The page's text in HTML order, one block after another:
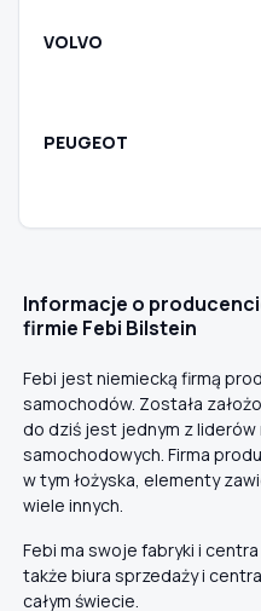
VOLVO
PEUGEOT
Informacje o
firmie Febi Bilstein
Febi jest niemiecką firmą
samochodów. Została
do dziś jest jednym z liderów
samochodowych. Firma
w tym łożyska, elementy
wiele innych.
Febi ma swoje fabryki i
także biura sprzedaży i
całym świecie.